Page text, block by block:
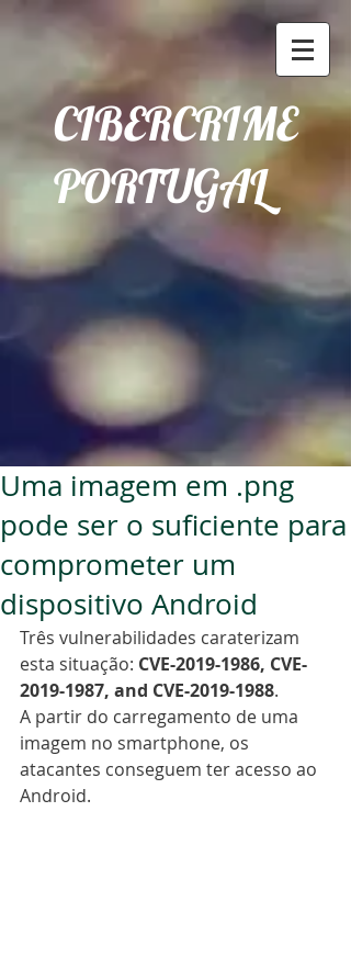
CIBERCRIME
PORTUGAL
Uma imagem em .png
pode ser o suficiente para
comprometer um
dispositivo Android
Três vulnerabilidades caraterizam
esta situação: CVE-2019-1986, CVE-
2019-1987, and CVE-2019-1988.
A partir do carregamento de uma
imagem no smartphone, os
atacantes conseguem ter acesso ao
Android.